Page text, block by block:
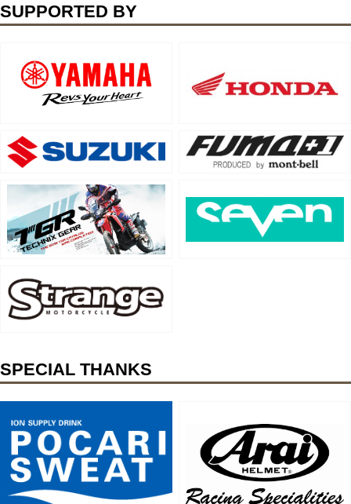
SUPPORTED BY
SPECIAL THANKS